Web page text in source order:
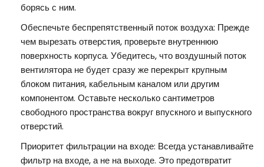
борясь с ним.
Обеспечьте беспрепятственный поток воздуха: Прежде
чем вырезать отверстия, проверьте внутреннюю
поверхность корпуса. Убедитесь, что воздушный поток
вентилятора не будет сразу же перекрыт крупным
блоком питания, кабельным каналом или другим
компонентом. Оставьте несколько сантиметров
свободного пространства вокруг впускного и выпускного
отверстий.
Приоритет фильтрации на входе: Всегда устанавливайте
фильтр на входе, а не на выходе. Это предотвратит